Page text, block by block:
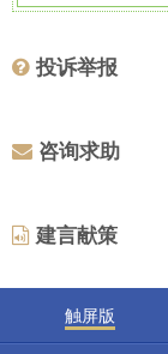
投诉举报
咨询求助
建言献策
触屏版